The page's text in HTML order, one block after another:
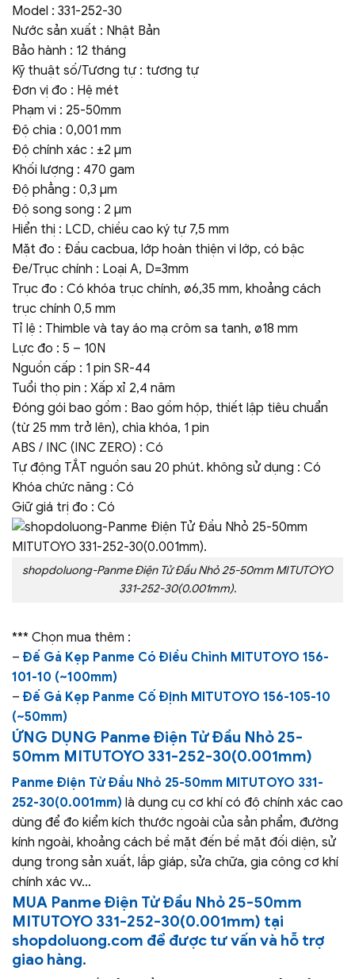
Model : 331-252-30
Nước sản xuất : Nhật Bản
Bảo hành : 12 tháng
Kỹ thuật số/Tương tự : tương tự
Đơn vị đo : Hệ mét
Phạm vi : 25-50mm
Độ chia : 0,001 mm
Độ chính xác : ±2 µm
Khối lượng : 470 gam
Độ phẳng : 0,3 µm
Độ song song : 2 µm
Hiển thị : LCD, chiều cao ký tự 7,5 mm
Mặt đo : Đầu cacbua, lớp hoàn thiện vi lớp, có bậc
Đe/Trục chính : Loại A, D=3mm
Trục đo : Có khóa trục chính, ø6,35 mm, khoảng cách
trục chính 0,5 mm
Tỉ lệ : Thimble và tay áo mạ crôm sa tanh, ø18 mm
Lực đo : 5 – 10N
Nguồn cấp : 1 pin SR-44
Tuổi thọ pin : Xấp xỉ 2,4 năm
Đóng gói bao gồm : Bao gồm hộp, thiết lập tiêu chuẩn
(từ 25 mm trở lên), chìa khóa, 1 pin
ABS / INC (INC ZERO) : Có
Tự động TẮT nguồn sau 20 phút. không sử dụng : Có
Khóa chức năng : Có
Giữ giá trị đo : Có
shopdoluong-Panme Điện Tử Đầu Nhỏ 25-50mm MITUTOYO
331-252-30(0.001mm).
*** Chọn mua thêm :
– Đế Gá Kẹp Panme Có Điều Chỉnh MITUTOYO 156-
101-10 (~100mm)
– Đế Gá Kẹp Panme Cố Định MITUTOYO 156-105-10
(~50mm)
ỨNG DỤNG Panme Điện Tử Đầu Nhỏ 25-
50mm MITUTOYO 331-252-30(0.001mm)
Panme Điện Tử Đầu Nhỏ 25-50mm MITUTOYO 331-
252-30(0.001mm) là dụng cụ cơ khí có độ chính xác cao
dùng để đo kiểm kích thước ngoài của sản phẩm, đường
kính ngoài, khoảng cách bề mặt đến bề mặt đối diện, sử
dụng trong sản xuất, lắp giáp, sửa chữa, gia công cơ khí
chính xác vv…
MUA Panme Điện Tử Đầu Nhỏ 25-50mm
MITUTOYO 331-252-30(0.001mm) tại
shopdoluong.com để được tư vấn và hỗ trợ
giao hàng.